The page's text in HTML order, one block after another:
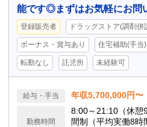
能です◎まずはお気軽にお問
登録販売者 ドラッグストア(調剤併
ボーナス・賞与あり 住宅補助(手当
転勤なし 託児所 未経験可
給与・手当 年収5,700,000円〜
勤務時間
8:00～21:10（休憩
間制（平均実働8